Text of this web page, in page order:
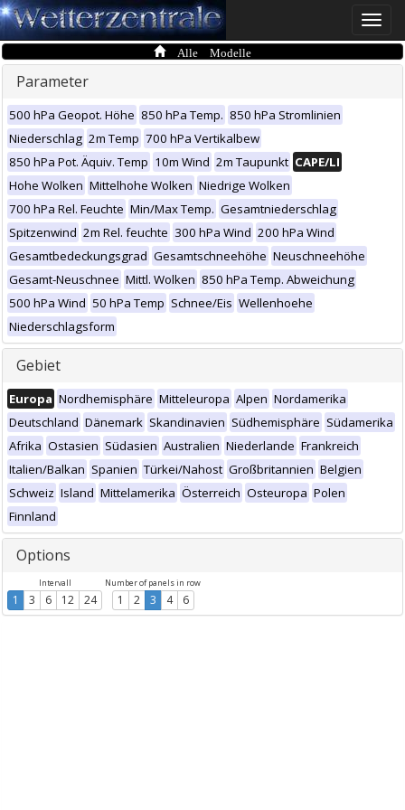
Toggle
Alle Modelle
Parameter
500 hPa Geopot. Höhe 850 hPa Temp. 850 hPa Stromlinien
Niederschlag 2m Temp 700 hPa Vertikalbew
850 hPa Pot. Äquiv. Temp 10m Wind 2m Taupunkt CAPE/LI
Hohe Wolken Mittelhohe Wolken Niedrige Wolken
700 hPa Rel. Feuchte Min/Max Temp. Gesamtniederschlag
Spitzenwind 2m Rel. feuchte 300 hPa Wind 200 hPa Wind
Gesamtbedeckungsgrad Gesamtschneehöhe Neuschneehöhe
Gesamt-Neuschnee Mittl. Wolken 850 hPa Temp. Abweichung
500 hPa Wind 50 hPa Temp Schnee/Eis Wellenhoehe
Niederschlagsform
Gebiet
Europa Nordhemisphäre Mitteleuropa Alpen Nordamerika
Deutschland Dänemark Skandinavien Südhemisphäre Südamerika
Afrika Ostasien Südasien Australien Niederlande Frankreich
Italien/Balkan Spanien Türkei/Nahost Großbritannien Belgien
Schweiz Island Mittelamerika Österreich Osteuropa Polen
Finnland
Options
Intervall
1 3 6 12 24
Number of panels in row
1 2 3 4 6